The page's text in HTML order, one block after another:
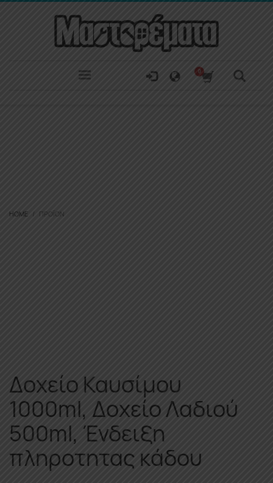
HOME ΠΡΟΪΌΝ
Δοχείο Καυσίμου
1000ml, Δοχείο Λαδιού
500ml, Ένδειξη
πληροτητας κάδου